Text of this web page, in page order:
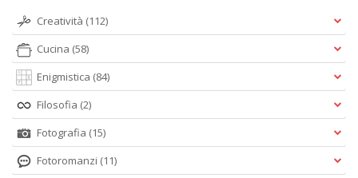
Creatività (112)
Cucina (58)
Enigmistica (84)
Filosofia (2)
Fotografia (15)
Fotoromanzi (11)